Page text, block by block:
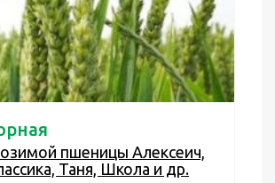
пшеницы Алексеич,
Таня, Школа и др.